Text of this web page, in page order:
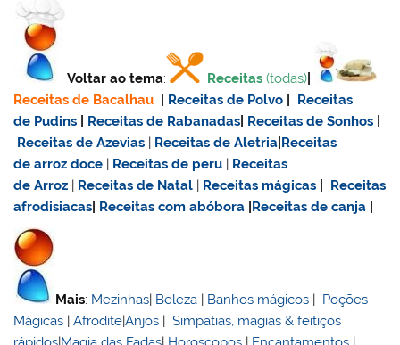
Voltar ao tema: Receitas (todas)
Receitas de Bacalhau
Receitas de Polvo
Receitas
de Pudins
Receitas de Rabanadas Receitas de Sonhos
Receitas de Azevias | Receitas de Aletria Receitas
dearroz doce | Receitas de peru | Receitas
de Arroz | Receitas de Natal | Receitas mágicas
Receitas
afrodisiacas Receitas com abóbora Receitas de canja
Mais: Mezinhas| Beleza | Banhos mágicos | Poções
Mágicas |Afrodite|Anjos |Simpatias, magias & feitiços